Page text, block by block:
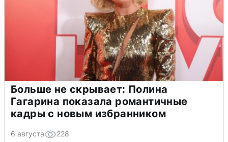
Больше не скрывает: Полина
Гагарина показала романтичные
кадры с новым избранником
6 августа 228